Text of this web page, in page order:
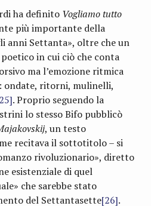
ha definito Vogliamo tutto
più importante della
anni Settanta», oltre che un
in cui ciò che conta
ma l’emozione ritmica
ondate, ritorni, mulinelli,
. Proprio seguendo la
lo stesso Bifo pubblicò
, un testo
recitava il sottotitolo – si
rivoluzionario», diretto
esistenziale di quel
che sarebbe stato
del Settantasette[26].